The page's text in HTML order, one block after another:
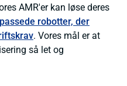
AMR'er kan løse deres
robotter, der
. Vores mål er at
så let og